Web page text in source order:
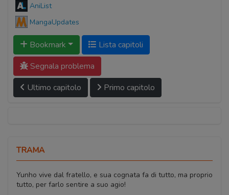
AniList
MangaUpdates
Bookmark
Lista capitoli
Segnala problema
Ultimo capitolo
Primo capitolo
TRAMA
Yunho vive dal fratello, e sua cognata fa di tutto, ma proprio
tutto, per farlo sentire a suo agio!